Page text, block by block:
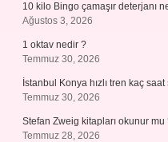
10 kilo Bingo çamaşır deterjanı
Ağustos 3, 2026
1 oktav nedir ?
Temmuz 30, 2026
İstanbul Konya hızlı tren kaç
Temmuz 30, 2026
Stefan Zweig kitapları okunur mu
Temmuz 28, 2026